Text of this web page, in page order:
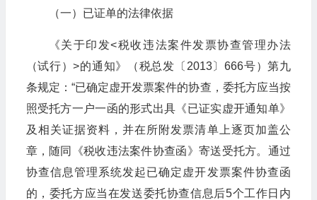
（一）已证单的法律依据
《关于印发<税收违法案件发票协查管理办法
（试行）>的通知》（税总发〔2013〕666号）第九
条规定：“已确定虚开发票案件的协查，委托方应当按
照受托方一户一函的形式出具《已证实虚开通知单》
及相关证据资料，并在所附发票清单上逐页加盖公
章，随同《税收违法案件协查函》寄送受托方。通过
协查信息管理系统发起已确定虚开发票案件协查函
的，委托方应当在发送委托协查信息后5个工作日内